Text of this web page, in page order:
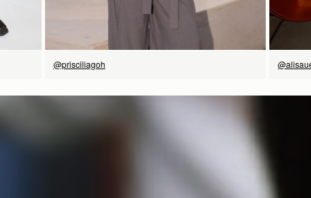
@prisciliagoh